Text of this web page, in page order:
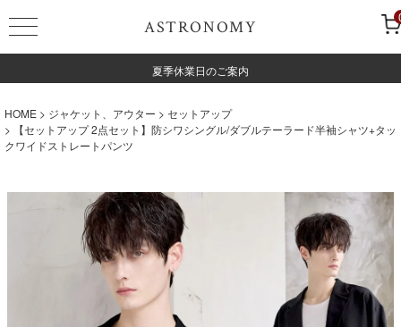
ASTRONOMY
夏季休業日のご案内
HOME ジャケット、アウター
セットアップ
【セットアップ 2点セット】防シワシングル/ダブルテーラード半袖シャツ+タッ
クワイドストレートパンツ